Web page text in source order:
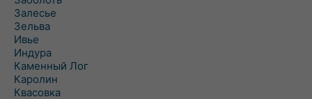
Залесье
Зельва
Ивье
Индура
Каменный Лог
Каролин
Квасовка